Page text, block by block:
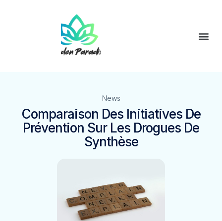
News
Comparaison Des Initiatives De
Prévention Sur Les Drogues De
Synthèse